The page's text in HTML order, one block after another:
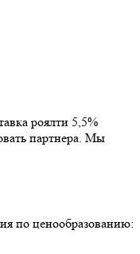
роялти 5,5%
партнера. Мы
по ценообразованию: